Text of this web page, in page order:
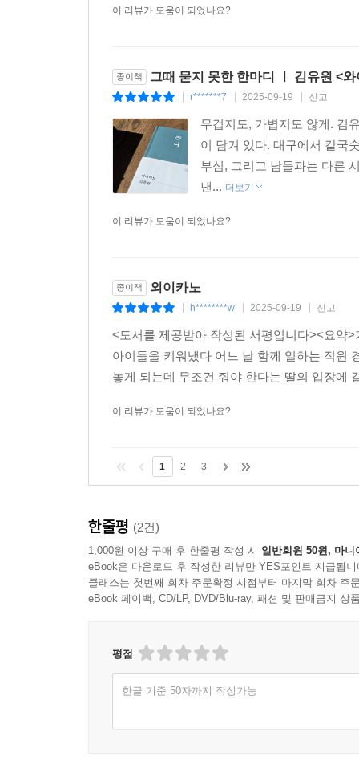
심너울 『이런, 우리 엄마가 우주선을 유괴했어요』
최현숙 『창신동 여자』
연여름 『2학기 한정 도서부』
서미애 『나의 여자 친구』
김원영 『우리의 클라이밍』
정지돈 『현대적이라고 말할 수 없는 죽음들』
이경희 『매듭 정리』
김 현 『고유한 형태』
김이환 『더 나은 인간』
이민진 『무칭』
안 담 『소녀는 따로 자란다』
조현아 『밥줄광대놀음』
전혜진 『고르디우스의 매듭을 자르면』
최의택 『논터널링』
김유담 『스페이스 M』
최진영 『오로라』
강화길 『영희와 제임스』
이문영 『루카스』
현찬양 『인현왕후의 회빙환을 위하여』
김성중 『두더지 인간』
임선우 『0000』
한유리 『불멸의 인절미』
이 리뷰가 도움이 되었나요?
종이책 그때 묻지 못한 한마디 ㅣ 김유원 <
r*******7 2025-09-19 신고
무겁지도, 가볍지도 않게. 김
이 담겨 있다. 대구에서 칼국
부심, 그리고 남들과는 다른
낸... 더보기
이 리뷰가 도움이 되었나요?
종이책 외이카노
h********w 2025-09-19 신고
<도서를 제공받아 작성된 서평입니다><요약
아이들을 키워냈다 어느 날 함께 일하는 직원
놓게 되는데 무조건 줘야 한다는 딸의 입장에
이 리뷰가 도움이 되었나요?
1 2 3
한줄평 (2건)
1,000원 이상 구매 후 한줄평 작성 시 일반회원 50원, 마니
eBook은 다운로드 후 작성한 리뷰만 YES포인트 지급됩니
클래스는 첫번째 회차 주문확정 시점부터 마지막 회차 주
eBook 페이백, CD/LP, DVD/Blu-ray, 패션 및 판매금지 상
평점
한글 기준 50자까지 작성가능